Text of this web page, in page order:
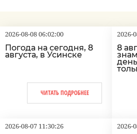
2026-08-08 06:02:00
Погода на сегодня, 8
августа, в Усинске
ЧИТАТЬ ПОДРОБНЕЕ
2026-
8
2026-08-07 11:30:26 2026-